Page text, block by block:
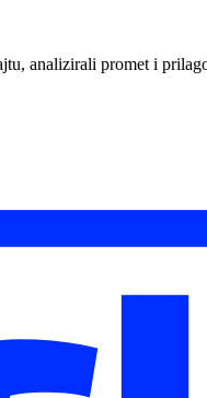
analizirali promet i